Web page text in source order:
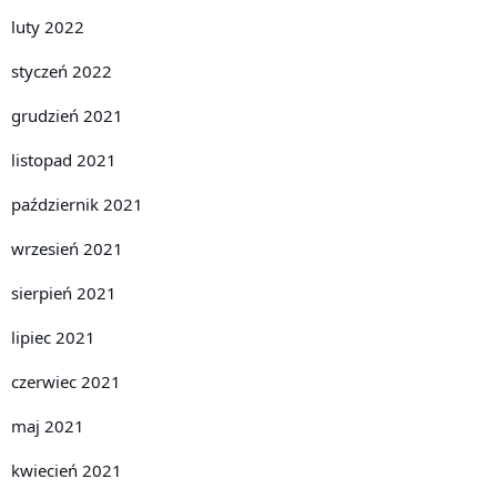
luty 2022
styczeń 2022
grudzień 2021
listopad 2021
październik 2021
wrzesień 2021
sierpień 2021
lipiec 2021
czerwiec 2021
maj 2021
kwiecień 2021